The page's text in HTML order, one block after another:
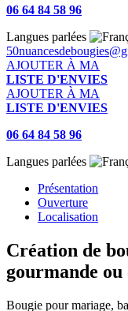
06 64 84 58 96
Langues parlées
AJOUTER À MA
LISTE D'ENVIES
AJOUTER À MA
LISTE D'ENVIES
06 64 84 58 96
Langues parlées
Présentation
Ouverture
Localisation
Création de
gourmande ou
Bougie pour mariage,